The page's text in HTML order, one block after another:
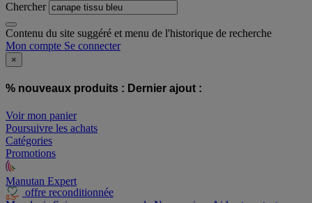
Chercher
Contenu du site suggéré et menu de l'historique de recherche
Mon compte Se connecter
×
% nouveaux produits : Dernier ajout :
Voir mon panier
Poursuivre les achats
Catégories
Promotions
Manutan Expert
offre reconditionnée